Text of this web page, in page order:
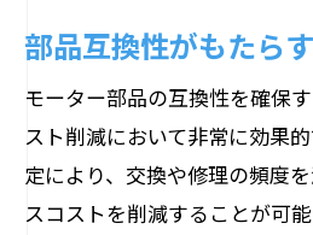
部品互換性がもたら
モーター部品の互換性を確保
スト削減において非常に効果
定により、交換や修理の頻度
スコストを削減することが可